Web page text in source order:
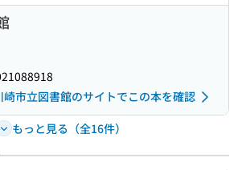
崎市立図書館のサイトでこの本を確認
もっと見る（全16件）